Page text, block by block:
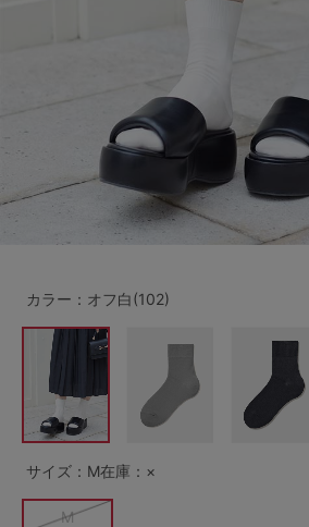
B75
C70 C75 C80
D65 D70 D75 D80
E65 E80
F65 F70 F75
G65 G70 G75
H70 H75
SS
L LL
すべてのサイズを表示
～999円 1,000
2,000～2,999円 3,000
4,000円～
カラー：オフ白(102)
サイズ：M在庫：×
M